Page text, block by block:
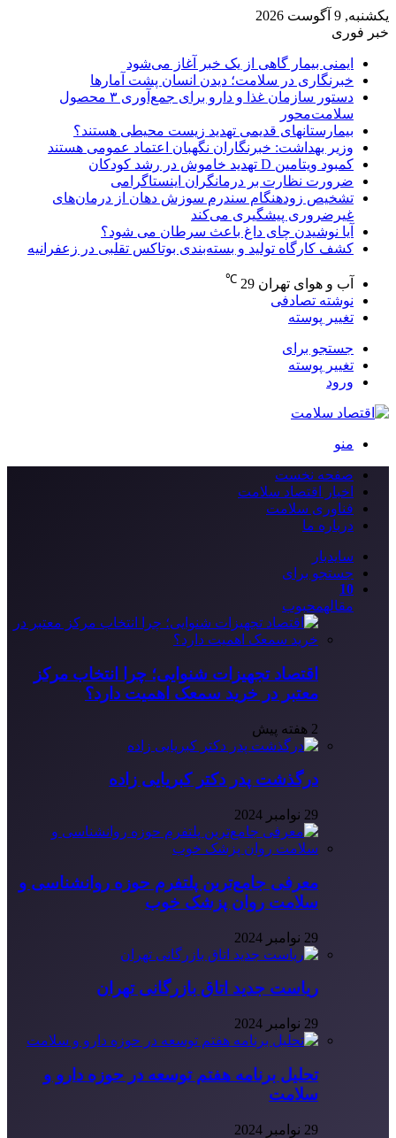
یکشنبه, 9 آگوست 2026
خبر فوری
ایمنی بیمار گاهی از یک خبر آغاز می‌شود
خبرنگاری در سلامت؛ دیدن انسان پشت آمارها
دستور سازمان غذا و دارو برای جمع‌آوری ۳ محصول
سلامت‌محور
بیمارستانهای قدیمی تهدید زیست محیطی هستند؟
وزیر بهداشت: خبرنگاران نگهبان اعتماد عمومی هستند
کمبود ویتامین D تهدید خاموش در رشد کودکان
ضرورت نظارت بر درمانگران اینستاگرامی
تشخیص زودهنگام سندرم سوزش دهان از درمان‌های
غیرضروری پیشگیری می‌کند
آیا نوشیدن چای داغ باعث سرطان می شود؟
کشف کارگاه تولید و بسته‌بندی بوتاکس تقلبی در زعفرانیه
آب و هوای تهران 29
℃
نوشته تصادفی
تغییر پوسته
جستجو برای
تغییر پوسته
ورود
منو
صفحه نخست
اخبار اقتصاد سلامت
فناوری سلامت
درباره ما
سایدبار
جستجو برای
10
مقالهمحبوب
اقتصاد تجهیزات شنوایی؛ چرا انتخاب مرکز
معتبر در خرید سمعک اهمیت دارد؟
2 هفته پیش
درگذشت پدر دکتر کبریایی زاده
29 نوامبر 2024
معرفی جامع‌ترین پلتفرم حوزه روانشناسی و
سلامت روان پزشک خوب
29 نوامبر 2024
ریاست جدید اتاق بازرگانی تهران
29 نوامبر 2024
تحلیل برنامه هفتم توسعه در حوزه دارو و
سلامت
29 نوامبر 2024